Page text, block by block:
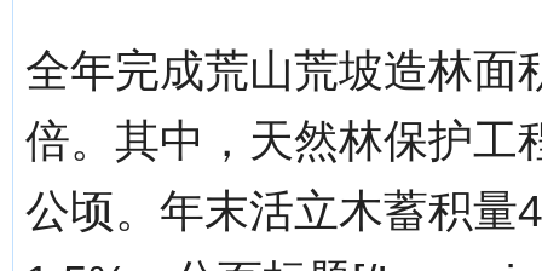
全年完成荒山荒坡造林面
倍。其中，天然林保护工
公顷。年末活立木蓄积量